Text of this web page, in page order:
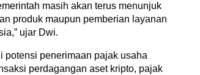
masih akan terus menunjuk
produk maupun pemberian layanan
ujar Dwi.
potensi penerimaan pajak usaha
perdagangan aset kripto, pajak